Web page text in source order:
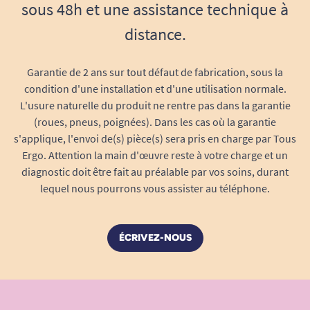
traçabilité et de respect des normes
Une conception pensée pour l’utilisateur et
Le seau Caraïbes privilégie l’ergonomie sous
toutes ses formes :
Un poids plume de 0,35 kg :Léger, il est
facile à manipuler même pour les
personnes ayant moins de force dans les
mains ou les bras.
Grande capacité de 5 litres :
Idéale pour
fréquence des vidanges et adaptée à tous
les besoins urine et selles.
sous 48h et une assistance technique à
distance.
Garantie de 2 ans sur tout défaut de fabrication, sous la
condition d'une installation et d'une utilisation normale.
L'usure naturelle du produit ne rentre pas dans la garantie
(roues, pneus, poignées). Dans les cas où la garantie
s'applique, l'envoi de(s) pièce(s) sera pris en charge par Tous
Ergo. Attention la main d'œuvre reste à votre charge et un
diagnostic doit être fait au préalable par vos soins, durant
lequel nous pourrons vous assister au téléphone.
ÉCRIVEZ-NOUS